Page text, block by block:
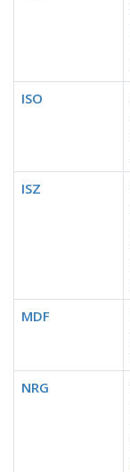
ISO
ISZ
MDF
NRG